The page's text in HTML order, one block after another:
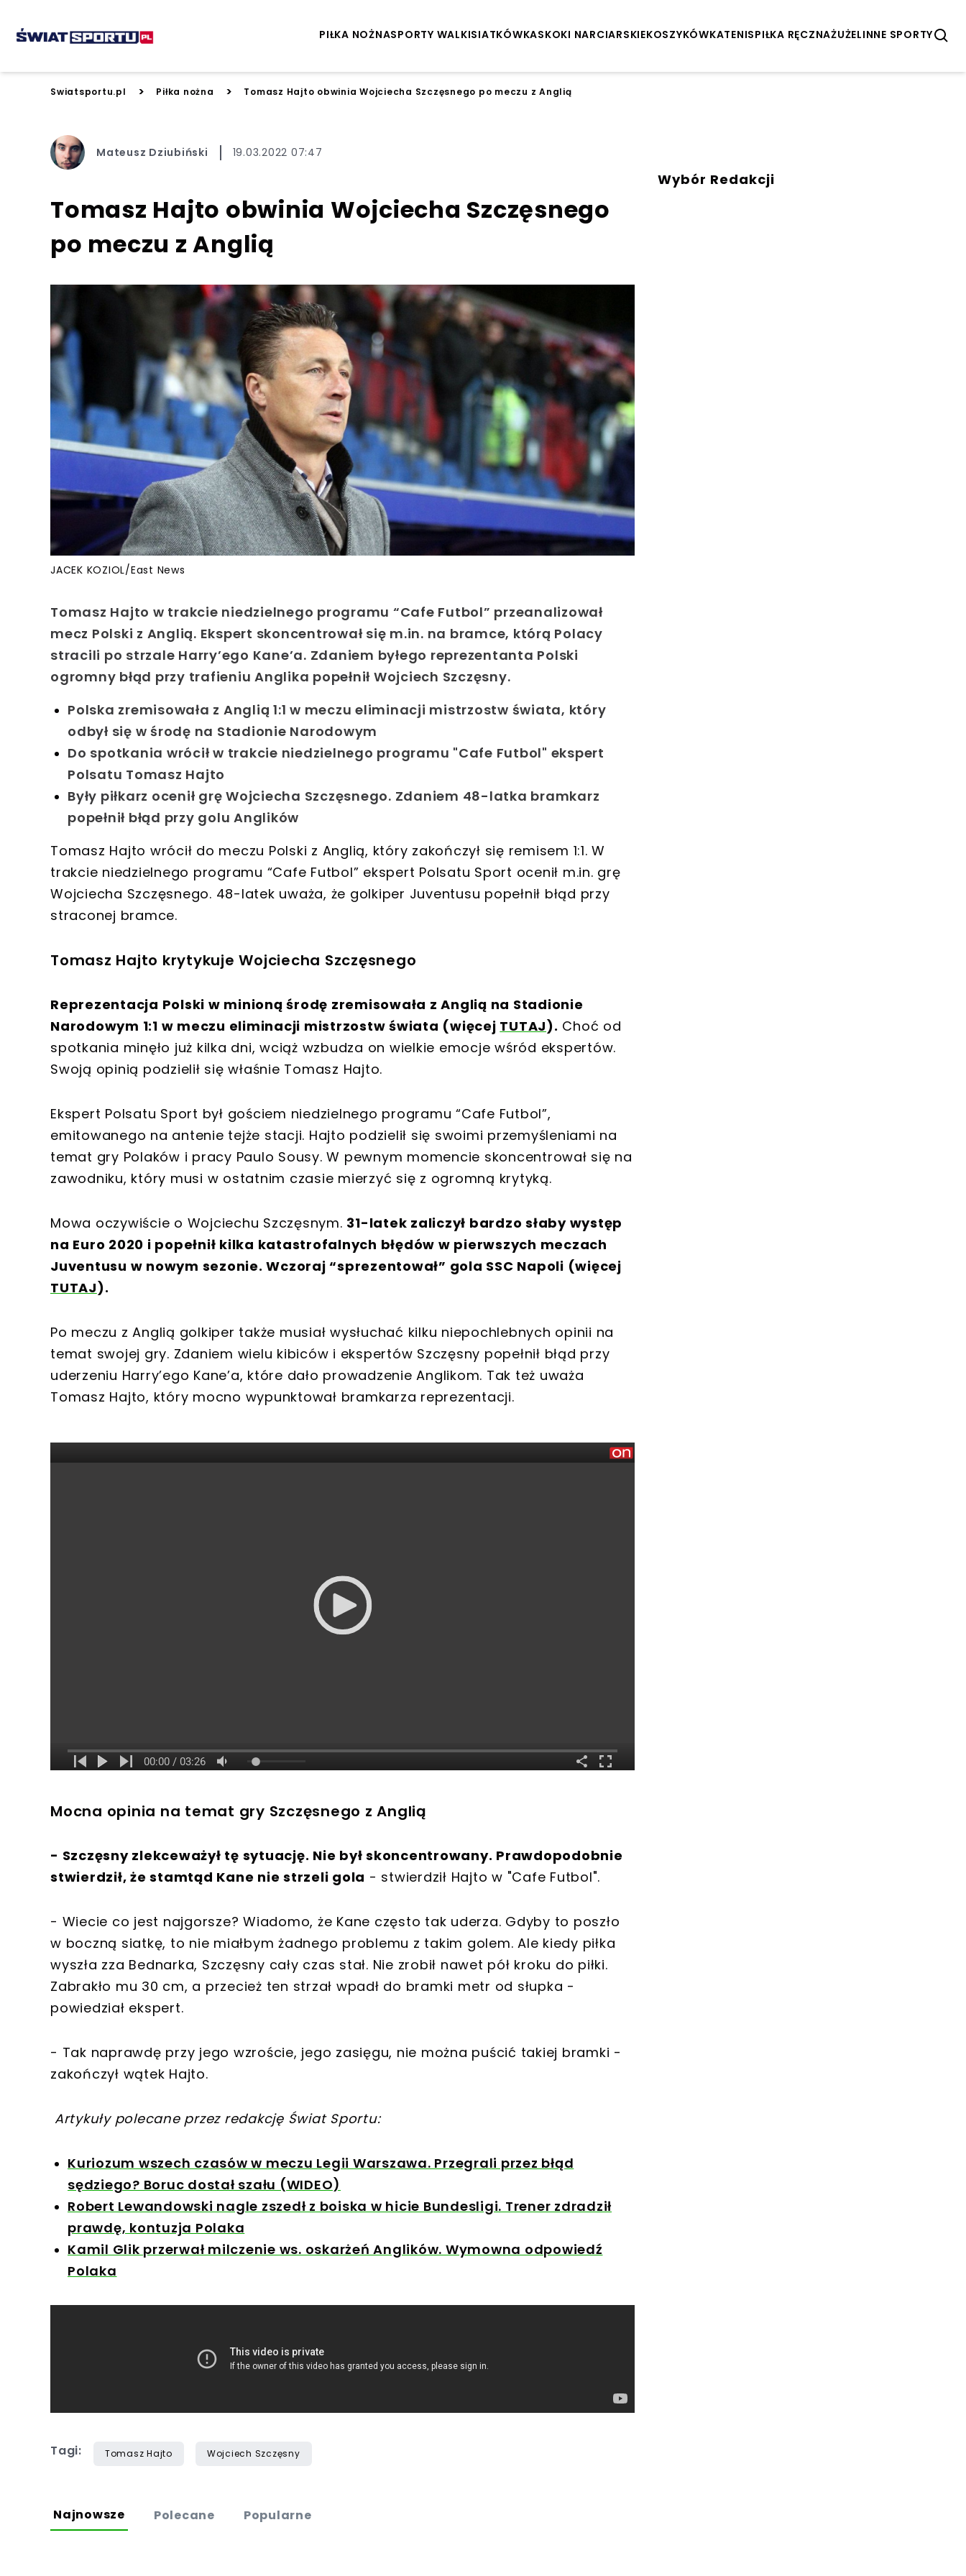
PIŁKA NOŻNASPORTY WALKISIATKÓWKASKOKI NARCIARSKIEKOSZYKÓWKATENISPIŁKA RĘCZNAŻUŻELINNE SPORTY
Swiatsportu.pl > Piłka nożna > Tomasz Hajto obwinia Wojciecha Szczęsnego po meczu z Anglią
Mateusz Dziubiński 19.03.2022 07:47
Tomasz Hajto obwinia Wojciecha Szczęsnego
po meczu z Anglią
JACEK KOZIOL/East News
Tomasz Hajto w trakcie niedzielnego programu “Cafe Futbol” przeanalizował
mecz Polski z Anglią. Ekspert skoncentrował się m.in. na bramce, którą Polacy
stracili po strzale Harry’ego Kane’a. Zdaniem byłego reprezentanta Polski
ogromny błąd przy trafieniu Anglika popełnił Wojciech Szczęsny.
Polska zremisowała z Anglią 1:1 w meczu eliminacji mistrzostw świata, który
odbył się w środę na Stadionie Narodowym
Do spotkania wrócił w trakcie niedzielnego programu "Cafe Futbol" ekspert
Polsatu Tomasz Hajto
Były piłkarz ocenił grę Wojciecha Szczęsnego. Zdaniem 48-latka bramkarz
popełnił błąd przy golu Anglików
Tomasz Hajto wrócił do meczu Polski z Anglią, który zakończył się remisem 1:1. W
trakcie niedzielnego programu “Cafe Futbol” ekspert Polsatu Sport ocenił m.in. grę
Wojciecha Szczęsnego. 48-latek uważa, że golkiper Juventusu popełnił błąd przy
straconej bramce.
Tomasz Hajto krytykuje Wojciecha Szczęsnego
Reprezentacja Polski w minioną środę zremisowała z Anglią na Stadionie
Narodowym 1:1 w meczu eliminacji mistrzostw świata (więcej TUTAJ). Choć od
spotkania minęło już kilka dni, wciąż wzbudza on wielkie emocje wśród ekspertów.
Swoją opinią podzielił się właśnie Tomasz Hajto.
Ekspert Polsatu Sport był gościem niedzielnego programu “Cafe Futbol”,
emitowanego na antenie tejże stacji. Hajto podzielił się swoimi przemyśleniami na
temat gry Polaków i pracy Paulo Sousy. W pewnym momencie skoncentrował się na
zawodniku, który musi w ostatnim czasie mierzyć się z ogromną krytyką.
Mowa oczywiście o Wojciechu Szczęsnym. 31-latek zaliczył bardzo słaby występ
na Euro 2020 i popełnił kilka katastrofalnych błędów w pierwszych meczach
Juventusu w nowym sezonie. Wczoraj “sprezentował” gola SSC Napoli (więcej
TUTAJ).
Po meczu z Anglią golkiper także musiał wysłuchać kilku niepochlebnych opinii na
temat swojej gry. Zdaniem wielu kibiców i ekspertów Szczęsny popełnił błąd przy
uderzeniu Harry’ego Kane’a, które dało prowadzenie Anglikom. Tak też uważa
Tomasz Hajto, który mocno wypunktował bramkarza reprezentacji.
Mocna opinia na temat gry Szczęsnego z Anglią
- Szczęsny zlekceważył tę sytuację. Nie był skoncentrowany. Prawdopodobnie
stwierdził, że stamtąd Kane nie strzeli gola - stwierdził Hajto w "Cafe Futbol".
- Wiecie co jest najgorsze? Wiadomo, że Kane często tak uderza. Gdyby to poszło
w boczną siatkę, to nie miałbym żadnego problemu z takim golem. Ale kiedy piłka
wyszła zza Bednarka, Szczęsny cały czas stał. Nie zrobił nawet pół kroku do piłki.
Zabrakło mu 30 cm, a przecież ten strzał wpadł do bramki metr od słupka -
powiedział ekspert.
- Tak naprawdę przy jego wzroście, jego zasięgu, nie można puścić takiej bramki -
zakończył wątek Hajto.
Artykuły polecane przez redakcję Świat Sportu:
Kuriozum wszech czasów w meczu Legii Warszawa. Przegrali przez błąd
sędziego? Boruc dostał szału (WIDEO)
Robert Lewandowski nagle zszedł z boiska w hicie Bundesligi. Trener zdradził
prawdę, kontuzja Polaka
Kamil Glik przerwał milczenie ws. oskarżeń Anglików. Wymowna odpowiedź
Polaka
Tagi: Tomasz Hajto Wojciech Szczęsny
Wybór Redakcji
Najnowsze Polecane Popularne